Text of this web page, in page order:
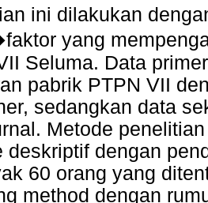
ini dilakukan
yang
Seluma. Data
pabrik PTPN VII
sedangkan data
Metode
deskriptif dengan
60 orang yang
method dengan